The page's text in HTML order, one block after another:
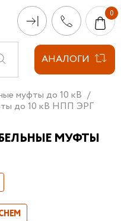
АНАЛОГИ
муфты до 10 кВ
до 10 кВ НПП ЭРГ
МУФТЫ